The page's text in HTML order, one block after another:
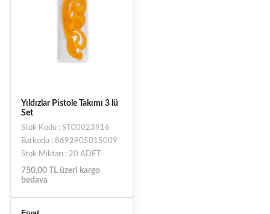
Yıldızlar Pistole Takımı 3 lü
Set
Stok Kodu : ST00023916
Barkodu : 8692905015009
Stok Miktarı : 20 ADET
750,00 TL üzeri kargo
bedava